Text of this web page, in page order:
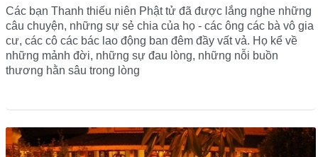
Các bạn Thanh thiếu niên Phật tử đã được lắng nghe những
câu chuyện, những sự sẻ chia của họ - các ông các bà vô gia
cư, các cô các bác lao động ban đêm đầy vất vả. Họ kể về
những mảnh đời, những sự đau lòng, những nỗi buồn
thương hằn sâu trong lòng